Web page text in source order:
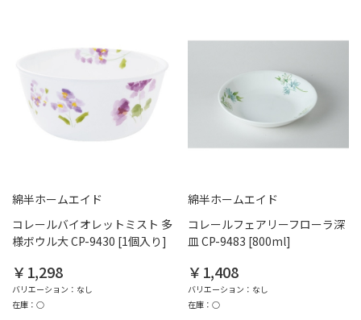
綿半ホームエイド
コレールバイオレットミスト 多
様ボウル大 CP-9430 [1個入り]
￥1,298
バリエーション：なし
在庫：○
綿半ホームエイド
コレールフェアリーフローラ深
皿 CP-9483 [800ml]
￥1,408
バリエーション：なし
在庫：○